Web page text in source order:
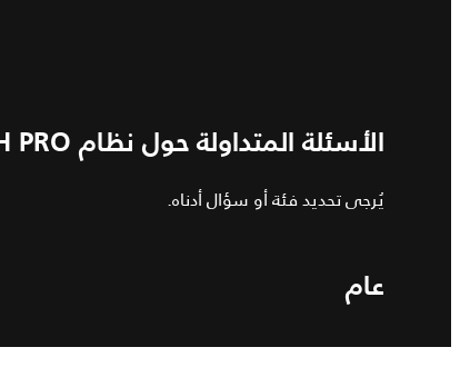
الأسئلة المتداولة حول نظام INCONTROL TOUCH PRO
يُرجى تحديد فئة أو سؤال أدناه.
عام